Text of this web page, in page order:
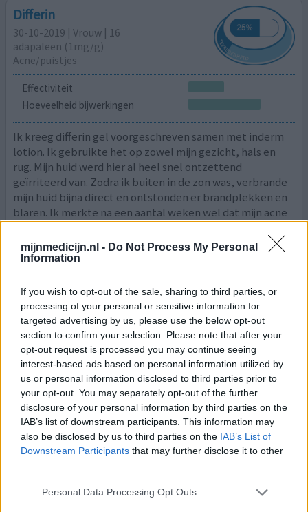
mijnmedicijn.nl - Do Not Process My Personal
Information
If you wish to opt-out of the sale, sharing to third parties, or
processing of your personal or sensitive information for
targeted advertising by us, please use the below opt-out
section to confirm your selection. Please note that after your
opt-out request is processed you may continue seeing
interest-based ads based on personal information utilized by
us or personal information disclosed to third parties prior to
your opt-out. You may separately opt-out of the further
disclosure of your personal information by third parties on the
IAB’s list of downstream participants. This information may
also be disclosed by us to third parties on the IAB’s List of
Downstream Participants that may further disclose it to other
Personal Data Processing Opt Outs
Differin
30-10-2019 | Vrouw | 16
adapaleen (1mg/g)
Acne/puistjes
Effectiviteit
Hoeveelheid bijwerkingen
Ik kreeg differin gel voorgeschreven samen met inderm
lotion. Ik gebruikte het op zowel mijn gezicht, hals en
rug. Mijn huid werd hier al heel snel ontzettend
geïrriteerd van. Zodra ik buiten in de zon was, verbrande
mijn huid bijna direct en ontstonden er brandplekken en
blaren. Ik merkte na een aantal weken wel dat mijn acne
meer...]
Differin
21-07-2019 | Vrouw | 20
adapaleen (1mg/g)
Effectiviteit
Hoeveelheid bijwerkingen
ik gebruik dit in combinatie met een soort alcohol van de
ga ik weer zonder make up naar buiten!